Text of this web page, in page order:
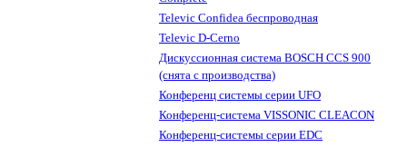
Televic Confidea беспроводная
Televic D-Cerno
Дискуссионная система BOSCH CCS 900
(снята с производства)
Конференц системы серии UFO
Конференц-система VISSONIC CLEACON
Конференц-системы серии EDC